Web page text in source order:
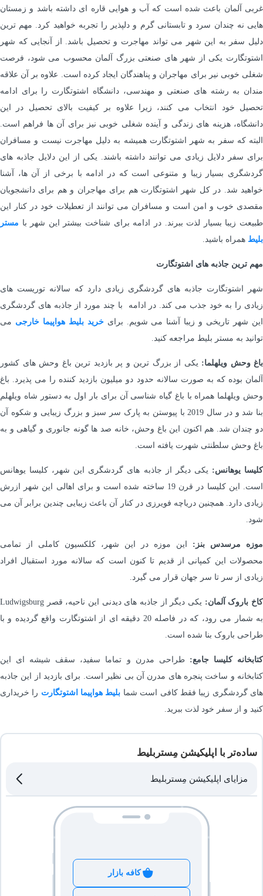
غربی آلمان باعث شده است که آب و هوایی قاره ای داشته باشد و زمستان
هایی نه چندان سرد و تابستانی گرم و دلپذیر را تجربه خواهید کرد. مهم ترین
دلیل سفر به این شهر می تواند مهاجرت و تحصیل باشد. از آنجایی که شهر
اشتوتگارت یکی از شهر های صنعتی بزرگ آلمان محسوب می شود، فرصت
شغلی خوبی نیر برای مهاجران و پناهندگان ایجاد کرده است. علاوه بر آن علاقه
مندان به رشته های صنعتی و مهندسی، دانشگاه اشتوتگارت را برای ادامه
تحصیل خود انتخاب می کنند، زیرا علاوه بر کیفیت بالای تحصیل در این
دانشگاه، هزینه های زندگی و آینده شغلی خوبی نیز برای آن ها فراهم است.
البته که سفر به شهر اشتوتگارت همیشه به دلیل مهاجرت نیست و مسافران
برای سفر دلایل زیادی می توانند داشته باشند. یکی از این دلایل جاذبه های
گردشگری بسیار زیبا و متنوعی است که در ادامه با برخی از آن ها، آشنا
خواهید شد. در کل شهر اشتوتگارت هم برای مهاجران و هم برای دانشجویان
مقصدی خوب و امن است و مسافران می توانند از تعطیلات خود در کنار این
طبیعت زیبا بسیار لذت ببرند. در ادامه برای شناخت بیشتر این شهر با مستر
بلیط همراه باشید.
مهم ترین جاذبه های اشتوتگارت
شهر اشتوتگارت جاذبه های گردشگری زیادی دارد که سالانه توریست های
زیادی را به خود جذب می کند. در ادامه با چند مورد از جاذبه های گردشگری
این شهر تاریخی و زیبا آشنا می شویم. برایخرید بلیط هواپیما خارجی می
توانید به مستر بلیط مراجعه کنید.
باغ وحش ویلهلما: یکی از بزرگ ترین و پر بازدید ترین باغ وحش های کشور
آلمان بوده که به صورت سالانه حدود دو میلیون بازدید کننده را می پذیرد. باغ
وحش ویلهلما همراه با باغ گیاه شناسی آن برای بار اول به دستور شاه ویلهلم
بنا شد و در سال 2019 با پیوستن به پارک سر سبز و بزرگ زیبایی و شکوه آن
دو چندان شد. هم اکنون این باغ وحش، خانه صد ها گونه جانوری و گیاهی و به
باغ وحش سلطنتی شهرت یافته است.
کلیسا یوهانس: یکی دیگر از جاذبه های گردشگری این شهر، کلیسا یوهانس
است. این کلیسا در قرن 19 ساخته شده است و برای اهالی این شهر ازرش
زیادی دارد. همچنین دریاچه فویرزی در کنار آن باعث زیبایی چندین برابر آن می
شود.
موزه مرسدس بنز: این موزه در این شهر، کلکسیون کاملی از تمامی
محصولات این کمپانی از قدیم تا کنون است که سالانه مورد استقبال افراد
زیادی از سر تا سر جهان قرار می گیرد.
کاخ باروک آلمان:
یکی دیگر از جاذبه های دیدنی این ناحیه، قصر Ludwigsburg
به شمار می رود، که در فاصله 20 دقیقه ای از اشتوتگارت واقع گردیده و با
طراحی باروک بنا شده است.
کتابخانه کلیسا جامع:طراحی مدرن و تماما سفید، سقف شیشه ای این
کتابخانه و ساخت پنجره های مدرن آن بی نظیر است. برای بازدید از این جاذبه
های گردشگری زیبا فقط کافی است شما بلیط هواپیما اشتوتگارت را خریداری
کنید و از سفر خود لذت ببرید.
ساده‌تر با اپلیکیشن مِستربلیط
مزایای اپلیکیشن مِستربلیط
کافه بازار